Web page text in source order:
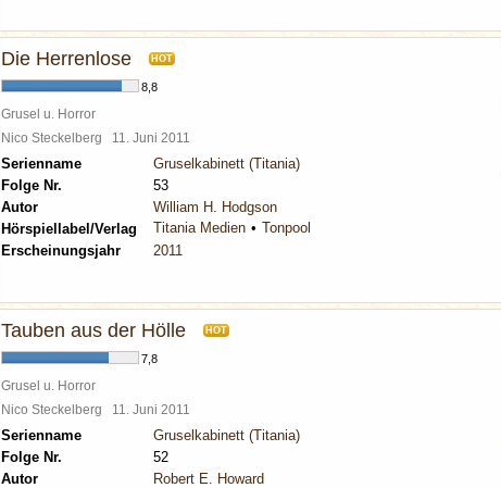
Die Herrenlose HOT
8,8
Grusel u. Horror
Nico Steckelberg 11. Juni 2011
Serienname
Gruselkabinett (Titania)
Folge Nr.
53
Autor
William H. Hodgson
Hörspiellabel/Verlag
Titania Medien
Tonpool
Erscheinungsjahr
2011
Tauben aus der Hölle HOT
7,8
Grusel u. Horror
Nico Steckelberg 11. Juni 2011
Serienname
Gruselkabinett (Titania)
Folge Nr.
52
Autor
Robert E. Howard